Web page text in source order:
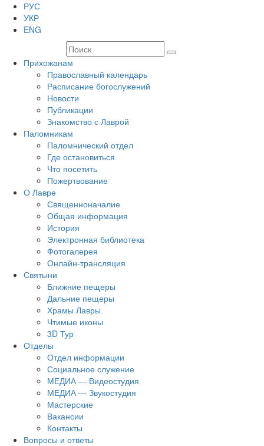
РУС
УКР
ENG
Прихожанам
Православный календарь
Расписание богослужений
Новости
Публикации
Знакомство с Лаврой
Паломникам
Паломнический отдел
Где остановиться
Что посетить
Пожертвование
О Лавре
Священноначалие
Общая информация
История
Электронная библиотека
Фотогалерея
Онлайн-трансляция
Святыни
Ближние пещеры
Дальние пещеры
Храмы Лавры
Чтимые иконы
3D Тур
Отделы
Отдел информации
Социальное служение
МЕДИА — Видеостудия
МЕДИА — Звукостудия
Мастерские
Вакансии
Контакты
Вопросы и ответы